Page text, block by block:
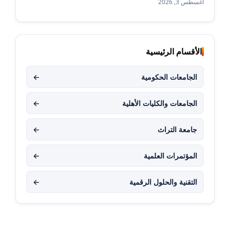
أغسطس 3, 2026
الأقسام الرئيسية
الجامعات الحكومية ←
الجامعات والكليات الأهلية ←
جامعة التراث ←
المؤتمرات العلمية ←
التقنية والحلول الرقمية ←